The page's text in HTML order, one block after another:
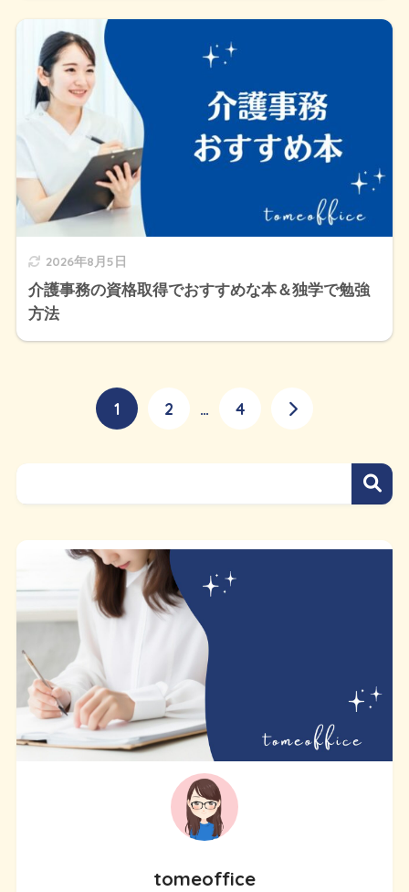
2026年8月5日
介護事務の資格取得でおすすめな本＆独学で勉強
方法
1 2 … 4
tomeoffice